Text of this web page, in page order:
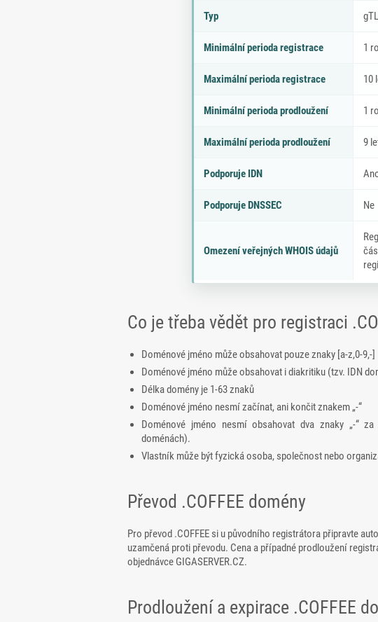
r
e
t
Typ
Minimální perioda registrace 1
Maximální perioda registrace 10
Minimální perioda prodloužení 1
Maximální perioda prodloužení 9
Podporuje IDN
Podporuje DNSSEC Ne
Omezení veřejných WHOIS údajů
Co je třeba vědět pro registraci
Doménové jméno může obsahovat pouze znaky [a-z,0-9,-]
Doménové jméno může obsahovat i diakritiku (tzv. IDN
Délka domény je 1-63 znaků
Doménové jméno nesmí začínat, ani končit znakem „-“
Doménové jméno nesmí obsahovat dva znaky „-“
doménách).
Vlastník může být fyzická osoba, společnost nebo
Převod .COFFEE domény
Pro převod .COFFEE si u původního registrátora připravte
uzamčená proti převodu. Cena a případné prodloužení
objednávce GIGASERVER.CZ.
Prodloužení a expirace .COFFEE